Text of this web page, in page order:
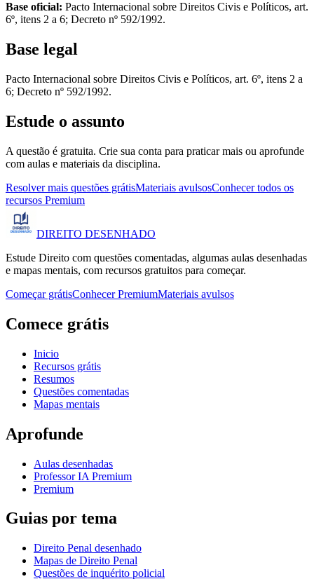
Base oficial: Pacto Internacional sobre Direitos Civis e Políticos, art.
6º, itens 2 a 6; Decreto nº 592/1992.
Base legal
Pacto Internacional sobre Direitos Civis e Políticos, art. 6º, itens 2 a
6; Decreto nº 592/1992.
Estude o assunto
A questão é gratuita. Crie sua conta para praticar mais ou aprofunde
com aulas e materiais da disciplina.
Resolver mais questões grátisMateriais avulsosConhecer todos os
recursos Premium
DIREITO DESENHADO
Estude Direito com questões comentadas, algumas aulas desenhadas
e mapas mentais, com recursos gratuitos para começar.
Começar grátisConhecer PremiumMateriais avulsos
Comece grátis
Inicio
Recursos grátis
Resumos
Questões comentadas
Mapas mentais
Aprofunde
Aulas desenhadas
Professor IA Premium
Premium
Guias por tema
Direito Penal desenhado
Mapas de Direito Penal
Questões de inquérito policial